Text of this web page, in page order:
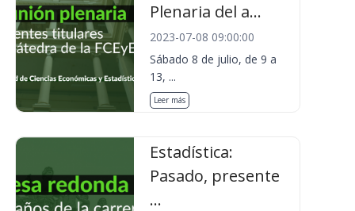
Plenaria del a...
2023-07-08 09:00:00
Sábado 8 de julio, de 9 a
13, ...
Leer más
Estadística:
Pasado, presente
...